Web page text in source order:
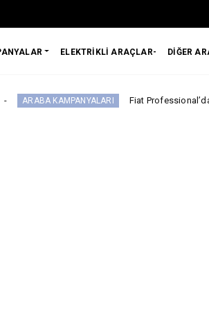
ELEKTRİKLİ ARAÇLAR- DİĞER
Fiat Professional’dan 1 Milyon tl’ye